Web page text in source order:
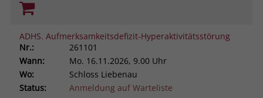
ADHS. Aufmerksamkeitsdefizit-Hyperaktivitätsstörung
Nr.:
261101
Wann:
Mo. 16.11.2026, 9.00 Uhr
Wo:
Schloss Liebenau
Status:
Anmeldung auf Warteliste